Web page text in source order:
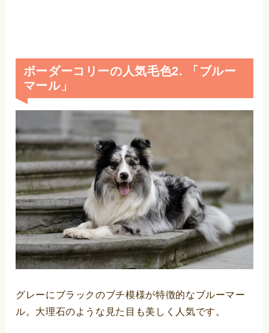
ボーダーコリーの人気毛色2. 「ブルー
マール」
グレーにブラックのブチ模様が特徴的なブルーマー
ル。大理石のような見た目も美しく人気です。